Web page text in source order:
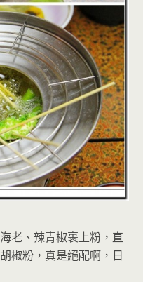
老、辣青椒裹上粉，直
椒粉，真是絕配啊，日